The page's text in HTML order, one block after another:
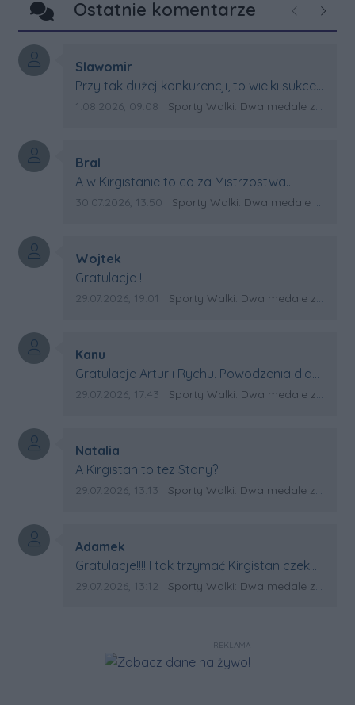
Ostatnie komentarze Poprzednie
Autor komentarza:
Slawomir
Treść komentarza:
Przy tak dużej konkurencji, to wielki sukces
Artura. Gratulacje !
Data dodania komentarza:
1.08.2026, 09:08 Źródło komentarza:
Sporty Walki: Dwa medale za oceanem
Autor komentarza:
Bral
Treść komentarza:
A w Kirgistanie to co za Mistrzostwa
Swiata?
Data dodania komentarza:
30.07.2026, 13:50 Źródło komentarza:
Sporty Walki: Dwa medale za oceanem
Autor komentarza:
Wojtek
Treść komentarza:
Gratulacje !!
Data dodania komentarza:
29.07.2026, 19:01 Źródło komentarza:
Sporty Walki: Dwa medale za oceanem
Autor komentarza:
Kanu
Treść komentarza:
Gratulacje Artur i Rychu. Powodzenia dla
Kirgistanu.
Data dodania komentarza:
29.07.2026, 17:43 Źródło komentarza:
Sporty Walki: Dwa medale za oceanem
Autor komentarza:
Natalia
Treść komentarza:
A Kirgistan to tez Stany?
Data dodania komentarza:
29.07.2026, 13:13 Źródło komentarza:
Sporty Walki: Dwa medale za oceanem
Autor komentarza:
Adamek
Treść komentarza:
Gratulacje!!!! I tak trzymać Kirgistan czeka
na powtórkę z USA a może i złote medale.
Data dodania komentarza:
29.07.2026, 13:12 Źródło komentarza:
Sporty Walki: Dwa medale za oceanem
REKLAMA